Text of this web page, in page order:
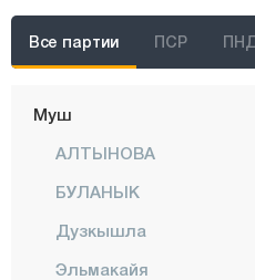
Все партии ПСР
Мугла
Муш
АЛТЫНОВА
БУЛАНЫК
Дузкышла
Эльмакайя